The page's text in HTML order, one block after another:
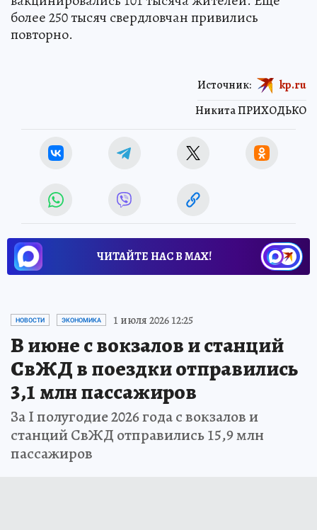
более 250 тысяч свердловчан привились
повторно.
Никита ПРИХОДЬКО
Источник: kp.ru
ЧИТАЙТЕ НАС В МАХ!
НОВОСТИ ЭКОНОМИКА 1 июля 2026 12:25
В июне с вокзалов и станций
СвЖД в поездки отправились
3,1 млн пассажиров
За I полугодие 2026 года с вокзалов и
станций СвЖД отправились 15,9 млн
пассажиров